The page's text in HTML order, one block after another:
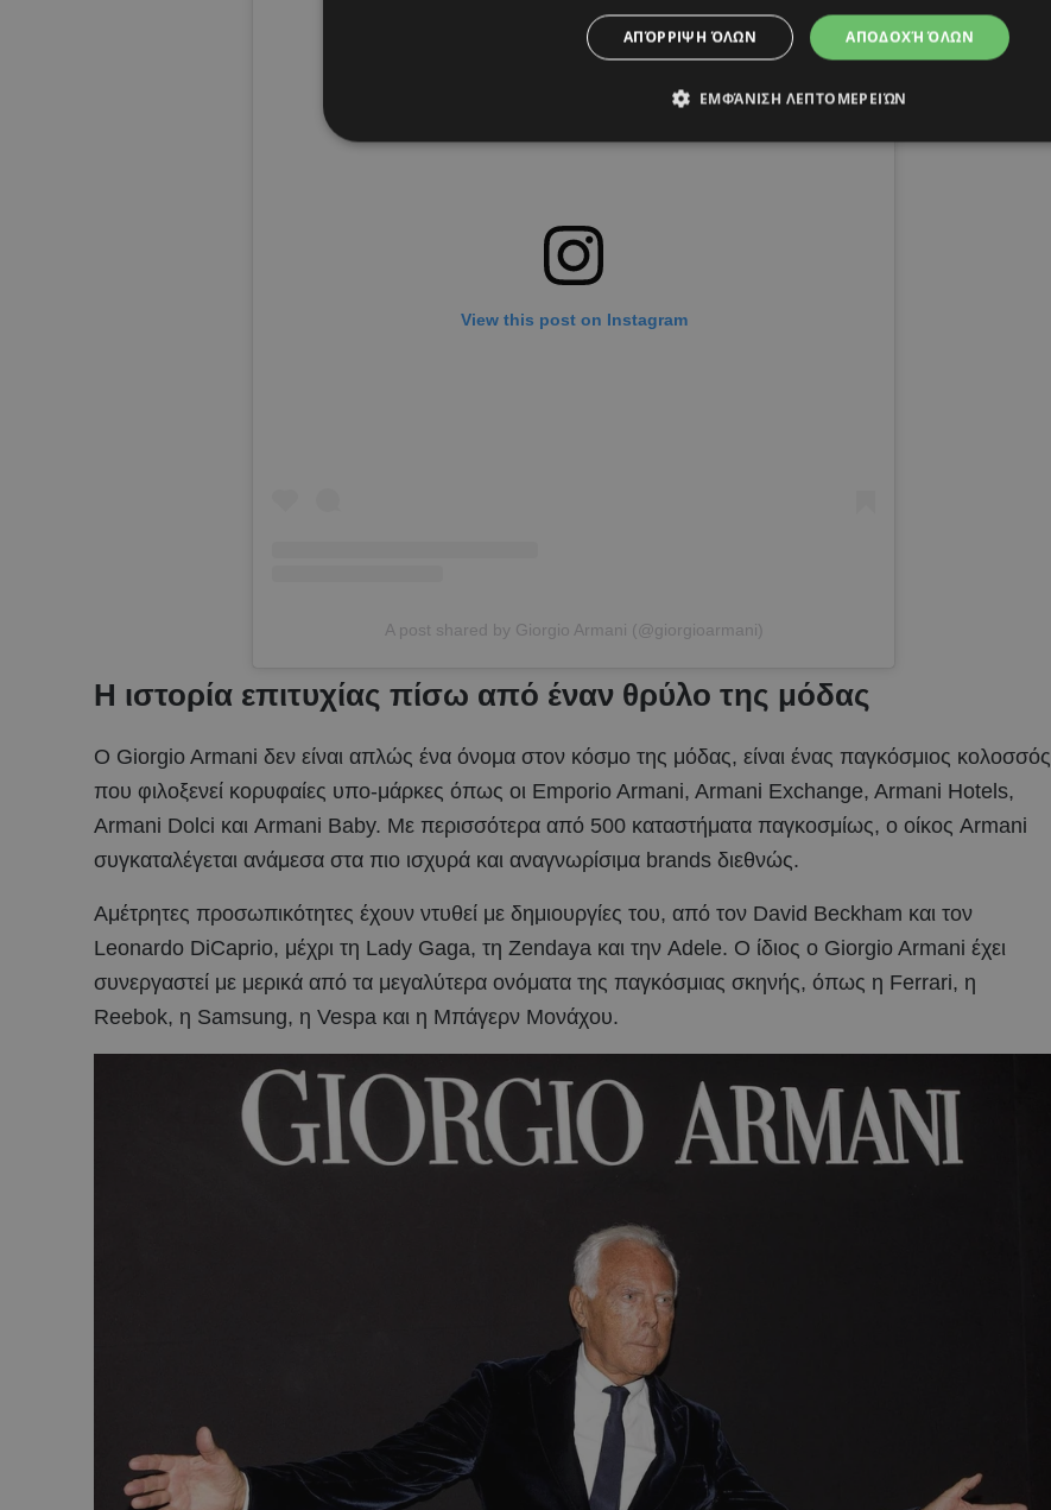
View this post on Instagram
A post shared by Giorgio Armani (@giorgioarmani)
Η ιστορία επιτυχίας πίσω από έναν θρύλο της μόδας
Ο Giorgio Armani δεν είναι απλώς ένα όνομα στον κόσμο της μόδας, είναι ένας παγκόσμιος κολοσσός
που φιλοξενεί κορυφαίες υπο-μάρκες όπως οι Emporio Armani, Armani Exchange, Armani Hotels,
Armani Dolci και Armani Baby. Με περισσότερα από 500 καταστήματα παγκοσμίως, ο οίκος Armani
συγκαταλέγεται ανάμεσα στα πιο ισχυρά και αναγνωρίσιμα brands διεθνώς.
Αμέτρητες προσωπικότητες έχουν ντυθεί με δημιουργίες του, από τον David Beckham και τον
Leonardo DiCaprio, μέχρι τη Lady Gaga, τη Zendaya και την Adele. Ο ίδιος ο Giorgio Armani έχει
συνεργαστεί με μερικά από τα μεγαλύτερα ονόματα της παγκόσμιας σκηνής, όπως η Ferrari, η
Reebok, η Samsung, η Vespa και η Μπάγερν Μονάχου.
ΑΠΟΔΟΧΉ ΌΛΩΝ
ΑΠΌΡΡΙΨΗ ΌΛΩΝ
ΕΜΦΆΝΙΣΗ ΛΕΠΤΟΜΕΡΕΙΏΝ